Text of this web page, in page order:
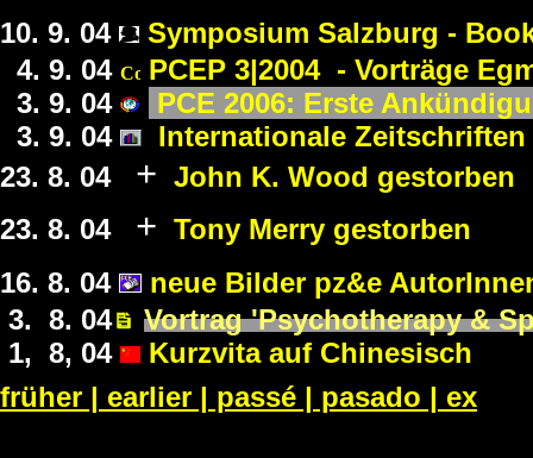
10. 9. 04 Symposium Salzburg -
4. 9. 04
PCEP 3|2004 - Vorträge
3. 9. 04
PCE 2006: Erste
3. 9. 04
Internationale
23. 8. 04 + John K. Wood gestorben
23. 8. 04 + Tony Merry gestorben
16. 8. 04
neue Bilder pz&e
3. 8. 04
Vortrag 'Psychotherapy &
1, 8, 04
Kurzvita auf Chinesisch
früher | earlier | passé | pasado | ex